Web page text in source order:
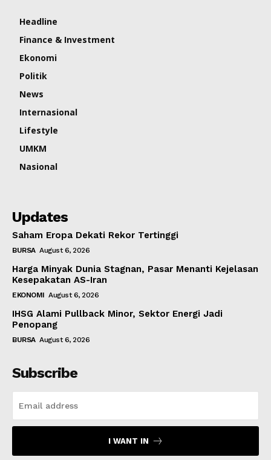
Headline
Finance & Investment
Ekonomi
Politik
News
Internasional
Lifestyle
UMKM
Nasional
Updates
Saham Eropa Dekati Rekor Tertinggi
BURSA August 6, 2026
Harga Minyak Dunia Stagnan, Pasar Menanti Kejelasan
Kesepakatan AS-Iran
EKONOMI August 6, 2026
IHSG Alami Pullback Minor, Sektor Energi Jadi
Penopang
BURSA August 6, 2026
Subscribe
I WANT IN